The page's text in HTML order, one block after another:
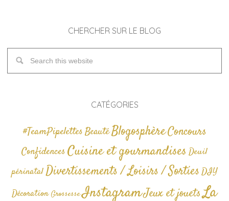
CHERCHER SUR LE BLOG
CATÉGORIES
#TeamPipelettesBeautéBlogosphèreConcours
Confidences Cuisine et gourmandises Deuil
périnatalDivertissements / Loisirs / SortiesDIY
Décoration GrossesseInstagramJeux et jouetsLa